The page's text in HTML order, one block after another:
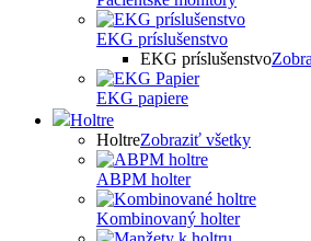
EKG príslušenstvo
EKG príslušenstvo
EKG papiere
Holtre
HoltreZobraziť všetky
ABPM holter
Kombinovaný holter